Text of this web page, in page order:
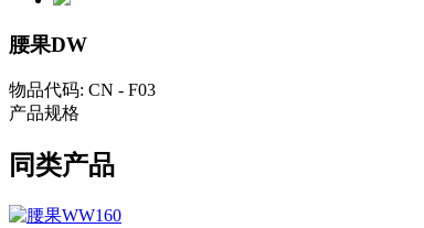
腰果DW
物品代码: CN - F03
产品规格
同类产品